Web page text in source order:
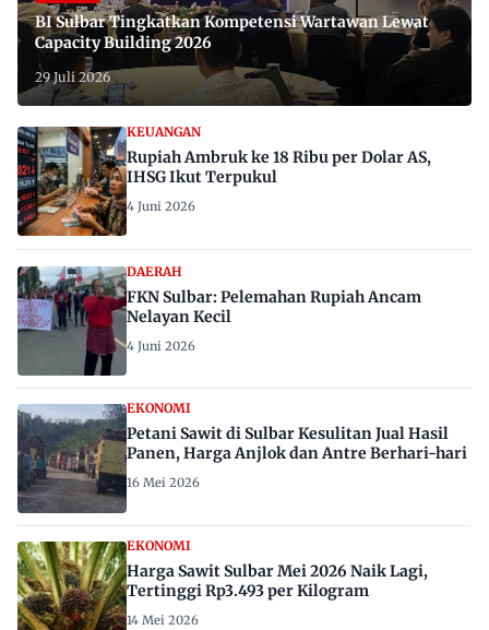
BI Sulbar Tingkatkan Kompetensi Wartawan Lewat
Capacity Building 2026
29 Juli 2026
KEUANGAN
Rupiah Ambruk ke 18 Ribu per Dolar AS,
IHSG Ikut Terpukul
4 Juni 2026
DAERAH
FKN Sulbar: Pelemahan Rupiah Ancam
Nelayan Kecil
4 Juni 2026
EKONOMI
Petani Sawit di Sulbar Kesulitan Jual Hasil
Panen, Harga Anjlok dan Antre Berhari-hari
16 Mei 2026
EKONOMI
Harga Sawit Sulbar Mei 2026 Naik Lagi,
Tertinggi Rp3.493 per Kilogram
14 Mei 2026